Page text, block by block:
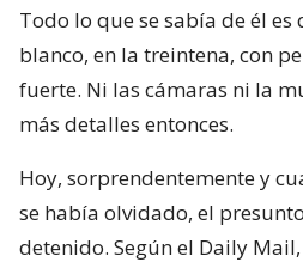
Todo lo que se sabía de él
blanco, en la treintena, con
fuerte. Ni las cámaras ni la
más detalles entonces.
Hoy, sorprendentemente y
se había olvidado, el
detenido. Según el Daily